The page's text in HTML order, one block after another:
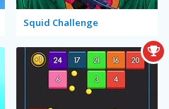
Squid Challenge